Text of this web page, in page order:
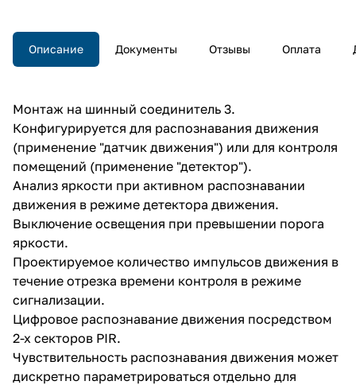
Описание Документы Отзывы Оплата
Монтаж на шинный соединитель 3.
Конфигурируется для распознавания движения
(применение "датчик движения") или для контроля
помещений (применение "детектор").
Анализ яркости при активном распознавании
движения в режиме детектора движения.
Выключение освещения при превышении порога
яркости.
Проектируемое количество импульсов движения в
течение отрезка времени контроля в режиме
сигнализации.
Цифровое распознавание движения посредством
2-х секторов PIR.
Чувствительность распознавания движения может
дискретно параметрироваться отдельно для